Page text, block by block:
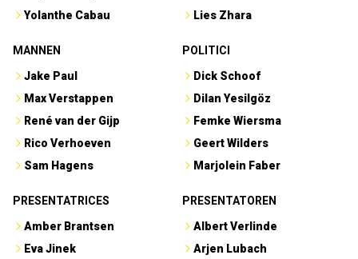
Yolanthe Cabau
Lies Zhara
MANNEN
Jake Paul
Max Verstappen
René van der Gijp
Rico Verhoeven
Sam Hagens
POLITICI
Dick Schoof
Dilan Yesilgöz
Femke Wiersma
Geert Wilders
Marjolein Faber
PRESENTATRICES
Amber Brantsen
Eva Jinek
PRESENTATOREN
Albert Verlinde
Arjen Lubach